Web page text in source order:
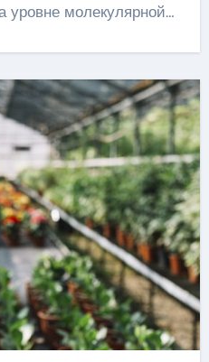
уровне молекулярной…